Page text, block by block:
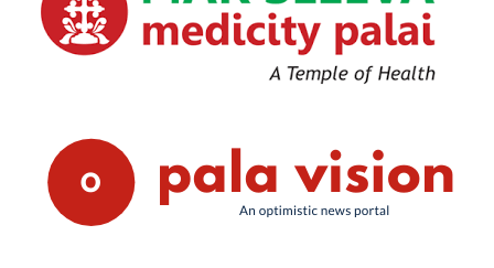
SUBSCRIBE NOW
About
Contact us